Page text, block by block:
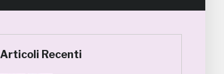
Articoli Recenti